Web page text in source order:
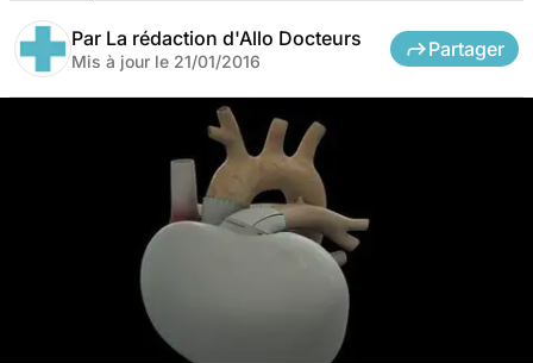
Par La rédaction d'Allo Docteurs
Mis à jour le 21/01/2016
Partager